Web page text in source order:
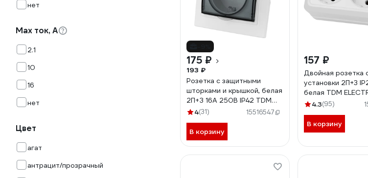
нет
Max ток, А
2.1
10
16
нет
Цвет
агат
антрацит/прозрачный
175 ₽
193 ₽
Розетка с защитными
шторками и крышкой, белая
2П+З 16А 250В IP42 TDM
ELECTRIC Таймыр SQ1814-
4(31) 15516547
В корзину
157 ₽
Двойная розетка
установки 2П+3
белая TDM
Ладога SQ1801-
4.3(95)
В корзину